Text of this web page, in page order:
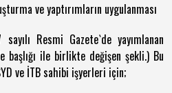
ve yaptırımların uygulanması
Resmi Gazete`de yayımlanan
başlığı ile birlikte değişen şekli.) Bu
ve İTB sahibi işyerleri için;